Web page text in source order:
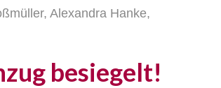
Alexandra Hanke,
besiegelt!